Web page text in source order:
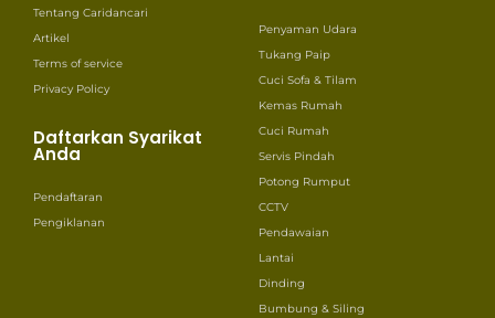
Tentang Caridancari
Artikel
Terms of service
Privacy Policy
Daftarkan Syarikat
Anda
Pendaftaran
Pengiklanan
Penyaman Udara
Tukang Paip
Cuci Sofa & Tilam
Kemas Rumah
Cuci Rumah
Servis Pindah
Potong Rumput
CCTV
Pendawaian
Lantai
Dinding
Bumbung & Siling